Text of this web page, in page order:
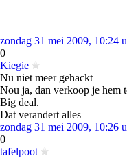
zondag 31 mei 2009, 10:24
0
Kiegie
Nu niet meer gehackt
Nou ja, dan verkoop je hem
Big deal.
Dat verandert alles
zondag 31 mei 2009, 10:26
0
tafelpoot